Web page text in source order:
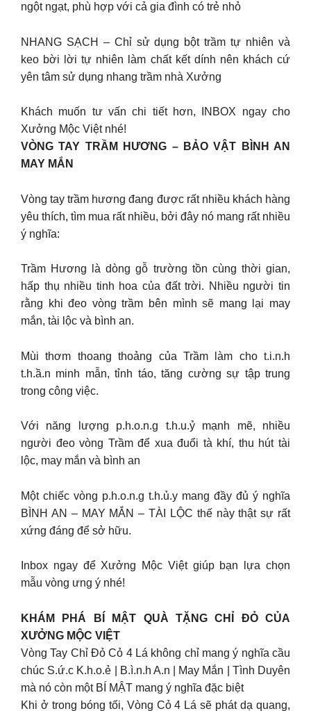
ngột ngạt, phù hợp với cả gia đình có trẻ nhỏ
NHANG SẠCH – Chỉ sử dụng bột trầm tự nhiên và
keo bời lời tự nhiên làm chất kết dính nên khách cứ
yên tâm sử dụng nhang trầm nhà Xưởng
Khách muốn tư vấn chi tiết hơn, INBOX ngay cho
Xưởng Mộc Việt nhé!
VÒNG TAY TRẦM HƯƠNG – BẢO VẬT BÌNH AN
MAY MẮN
Vòng tay trầm hương đang được rất nhiều khách hàng
yêu thích, tìm mua rất nhiều, bởi đây nó mang rất nhiều
ý nghĩa:
Trầm Hương là dòng gỗ trường tồn cùng thời gian,
hấp thụ nhiều tinh hoa của đất trời. Nhiều người tin
rằng khi đeo vòng trầm bên mình sẽ mang lại may
mắn, tài lộc và bình an.
Mùi thơm thoang thoảng của Trầm làm cho t.i.n.h
t.h.ầ.n minh mẫn, tỉnh táo, tăng cường sự tập trung
trong công việc.
Với năng lượng p.h.o.n.g t.h.u.ỷ mạnh mẽ, nhiều
người đeo vòng Trầm để xua đuổi tà khí, thu hút tài
lộc, may mắn và bình an
Một chiếc vòng p.h.o.n.g t.h.ủ.y mang đầy đủ ý nghĩa
BÌNH AN – MAY MẮN – TÀI LỘC thế này thật sự rất
xứng đáng để sở hữu.
Inbox ngay để Xưởng Mộc Việt giúp bạn lựa chọn
mẫu vòng ưng ý nhé!
KHÁM PHÁ BÍ MẬT QUÀ TẶNG CHỈ ĐỎ CỦA
XƯỞNG MỘC VIỆT
Vòng Tay Chỉ Đỏ Cỏ 4 Lá không chỉ mang ý nghĩa cầu
chúc S.ứ.c K.h.o.ẻ | B.ì.n.h A.n | May Mắn | Tình Duyên
mà nó còn một BÍ MẬT mang ý nghĩa đặc biệt
Khi ở trong bóng tối, Vòng Cỏ 4 Lá sẽ phát dạ quang,